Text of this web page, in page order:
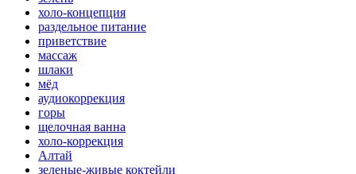
холо-концепция
раздельное питание
приветствие
массаж
шлаки
мёд
аудиокоррекция
горы
щелочная ванна
холо-коррекция
Алтай
зеленые-живые коктейли